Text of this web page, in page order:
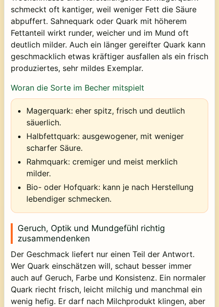
schmeckt oft kantiger, weil weniger Fett die Säure
abpuffert. Sahnequark oder Quark mit höherem
Fettanteil wirkt runder, weicher und im Mund oft
deutlich milder. Auch ein länger gereifter Quark kann
geschmacklich etwas kräftiger ausfallen als ein frisch
produziertes, sehr mildes Exemplar.
Woran die Sorte im Becher mitspielt
Magerquark: eher spitz, frisch und deutlich
säuerlich.
Halbfettquark: ausgewogener, mit weniger
scharfer Säure.
Rahmquark: cremiger und meist merklich
milder.
Bio- oder Hofquark: kann je nach Herstellung
lebendiger schmecken.
Geruch, Optik und Mundgefühl richtig
zusammendenken
Der Geschmack liefert nur einen Teil der Antwort.
Wer Quark einschätzen will, schaut besser immer
auch auf Geruch, Farbe und Konsistenz. Ein normaler
Quark riecht frisch, leicht milchig und manchmal ein
wenig hefig. Er darf nach Milchprodukt klingen, aber